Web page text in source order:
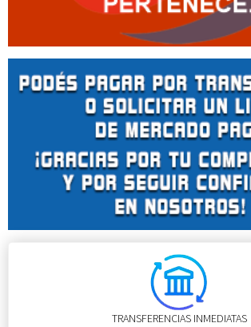
TRANSFERENCIAS INMEDIATAS